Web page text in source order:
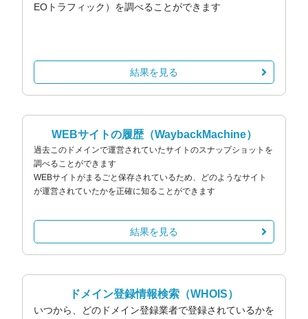
EOトラフィック）を調べることができます
結果を見る
WEBサイトの履歴（WaybackMachine）
過去このドメインで運営されていたサイトのスナップショットを
調べることができます
WEBサイトがまるごと保存されているため、どのようなサイト
が運営されていたかを正確に知ることができます
結果を見る
ドメイン登録情報検索 （WHOIS）
いつから、どのドメイン登録業者で登録されているかを